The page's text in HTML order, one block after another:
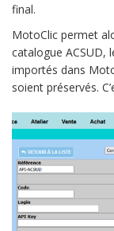
final.
MotoClic permet
catalogue ACSUD,
importés dans
soient préservés.